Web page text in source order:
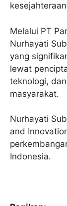
Melalui PT
Nurhayati
yang
lewat
teknologi,
masyarakat.
Nurhayati
and
Indonesia.